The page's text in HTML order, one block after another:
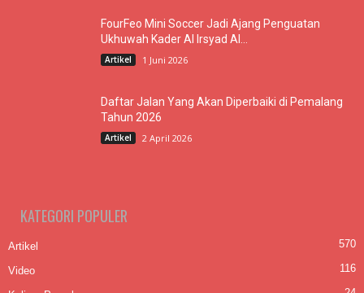
FourFeo Mini Soccer Jadi Ajang Penguatan
Ukhuwah Kader Al Irsyad Al...
Artikel 1 Juni 2026
Daftar Jalan Yang Akan Diperbaiki di Pemalang
Tahun 2026
Artikel 2 April 2026
KATEGORI POPULER
Artikel 570
Video 116